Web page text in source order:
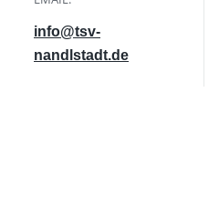
info@tsv-
nandlstadt.de